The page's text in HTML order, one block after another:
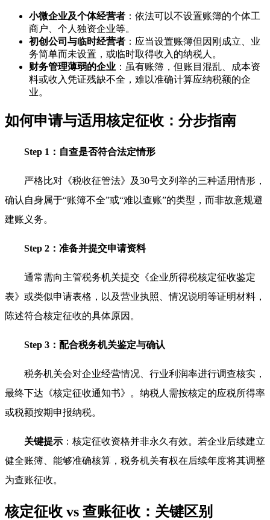
小微企业及个体经营者 ：依法可以不设置账簿的个体工
商户、个人独资企业等。
初创公司与临时经营者 ：应当设置账簿但因刚成立、业
务简单而未设置，或临时取得收入的纳税人。
财务管理薄弱的企业 ：虽有账簿，但账目混乱、成本资
料或收入凭证残缺不全，难以准确计算应纳税额的企
业。
如何申请与适用核定征收：分步指南
Step 1：自查是否符合法定情形
严格比对《税收征管法》及30号文列举的三种适用情形，
确认自身属于“账簿不全”或“难以查账”的类型，而非故意规避
建账义务。
Step 2：准备并提交申请资料
通常需向主管税务机关提交《企业所得税核定征收鉴定
表》或类似申请表格，以及营业执照、情况说明等证明材料，
陈述符合核定征收的具体原因。
Step 3：配合税务机关鉴定与确认
税务机关会对企业经营情况、行业利润率进行调查核实，
最终下达《核定征收通知书》。纳税人需按核定的应税所得率
或税额按期申报纳税。
关键提示 ：核定征收资格并非永久有效。若企业后续建立
健全账簿、能够准确核算，税务机关有权在后续年度将其调整
为查账征收。
核定征收 vs 查账征收：关键区别